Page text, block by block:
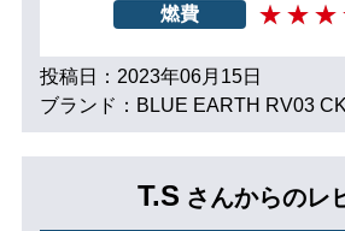
燃費
投稿日：2023年06月15日
ブランド：BLUE EARTH RV03 CK
T.S さんからのレ